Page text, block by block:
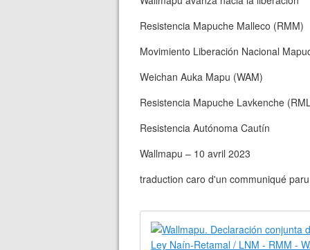
Resistencia Mapuche Malleco (RMM)
Movimiento Liberación Nacional
Weichan Auka Mapu (WAM)
Resistencia Mapuche Lavkenche
Resistencia Autónoma Cautín
Wallmapu – 10 avril 2023
traduction caro d'un communiqué